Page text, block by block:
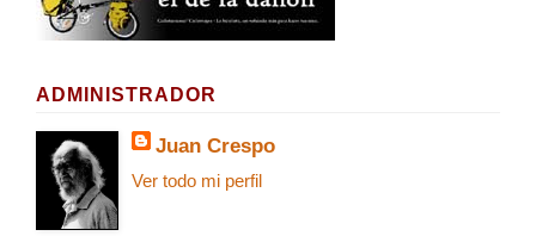
ADMINISTRADOR
Juan Crespo
Ver todo mi perfil